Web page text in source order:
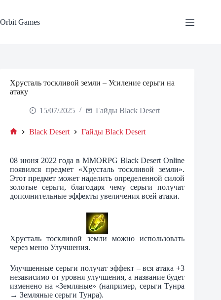
content
Orbit Games
Хрусталь тоскливой земли – Усиление серьги на
атаку
15/07/2025 Гайды Black Desert
Black Desert Гайды Black Desert
08 июня 2022 года в MMORPG Black Desert Online
появился предмет «Хрусталь тоскливой земли».
Этот предмет может наделить определенной силой
золотые серьги, благодаря чему серьги получат
дополнительные эффекты увеличения всей атаки.
Хрусталь тоскливой земли можно использовать
через меню Улучшения.
Улучшенные серьги получат эффект – вся атака +3
независимо от уровня улучшения, а название будет
изменено на «Земляные» (например, серьги Тунра
→ Земляные серьги Тунра).